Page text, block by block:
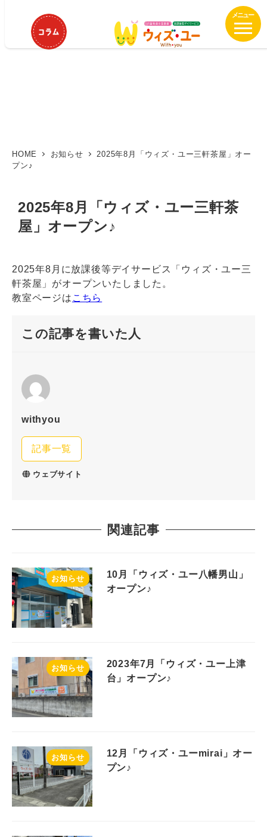
動HOME お知らせ
2025年8月「ウィズ・ユー三軒茶屋」オー
プン♪
2025年8月「ウィズ・ユー三軒茶
屋」オープン♪
2025年8月に放課後等デイサービス「ウィズ・ユー三
軒茶屋」がオープンいたしました。
教室ページは こちら
この記事を書いた人
withyou
記事一覧
ウェブサイト
関連記事
お知らせ
10月「ウィズ・ユー八幡男山」
オープン♪
お知らせ
2023年7月「ウィズ・ユー上津
台」オープン♪
お知らせ
12月「ウィズ・ユーmirai」オー
プン♪